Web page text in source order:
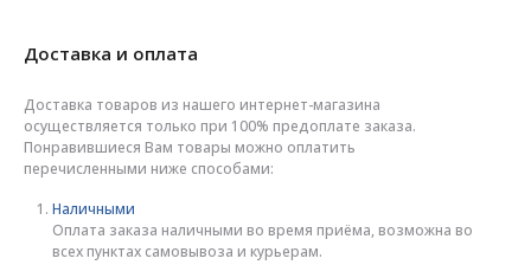
Доставка и оплата
Доставка товаров из нашего интернет-магазина
осуществляется только при 100% предоплате заказа.
Понравившиеся Вам товары можно оплатить
перечисленными ниже способами:
Наличными
Оплата заказа наличными во время приёма, возможна во
всех пунктах самовывоза и курьерам.